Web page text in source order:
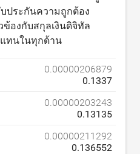
บประกันความถูกต้อง
ข้องกับสกุลเงินดิจิทัล
ทนในทุกด้าน
0.00000206879
0.1337
0.00000203243
0.13135
0.00000211292
0.136552